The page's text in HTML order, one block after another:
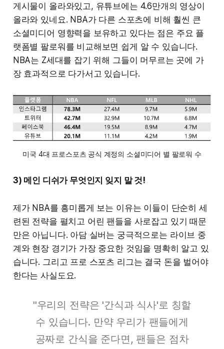
게시물이 올라와있고, 유튜브에는 4.6만개의 영상이
올라와 있네요. NBA가 다른 스포츠에 비해 훨씬 큰
소셜미디어 영향력을 보유하고 있다는 점은 주요 플
랫폼별 팔로워를 비교해보면 쉽게 알 수 있습니다.
NBA는 Z세대를 잡기 위해 그들이 머무르는 곳에 가
장 효과적으로 다가서고 있습니다.
미국 4대 프로스포츠 공식 계정의 소셜미디어 별 팔로워 수
3) 메인 디쉬가 무엇인지 잊지 말 것!
제가 NBA를 흥미롭게 보는 이유는 이들이 단순히 세
련된 전략을 펼치고 어린 팬들을 사로잡고 있기 때문
만은 아닙니다. 아담 실버는 궁극적으로는 라이브 중
계와 현장 경기가 가장 중요한 것임을 명확히 알고 있
습니다. 그리고 프로 스포츠 리그는 결국 돈을 벌어야
한다는 사실도요.
"우리의 전략은 '간식과 식사'로 칭할
수 있습니다. 만약 우리가 팬들에게
공짜로 간식을 준다면, 팬들은 점차